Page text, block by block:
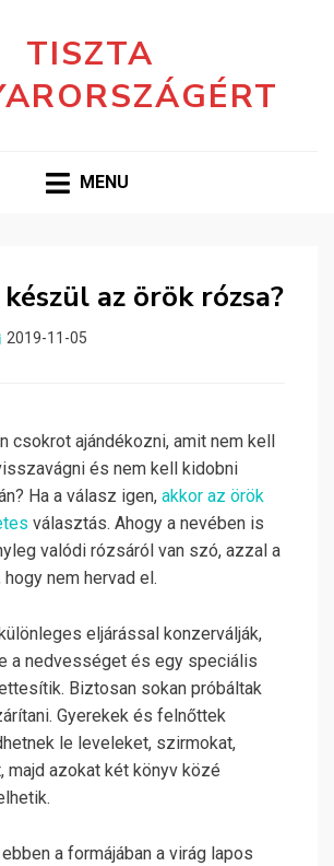
TISZTA
MENU
az örök rózsa?
2019-11-05
csokrot ajándékozni, amit nem kell
és nem kell kidobni
Ha a válasz igen, akkor az örök
választás. Ahogy a nevében is
valódi rózsáról van szó, azzal a
nem hervad el.
eljárással konzerválják,
a nedvességet és egy speciális
Biztosan sokan próbáltak
Gyerekek és felnőttek
le leveleket, szirmokat,
majd azokat két könyv közé
a formájában a virág lapos